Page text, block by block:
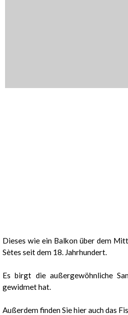
Präsentation
Dieses wie ein Balkon über dem
Sètes seit dem 18. Jahrhundert.
Es birgt die außergewöhnliche
gewidmet hat.
Außerdem finden Sie hier auch das